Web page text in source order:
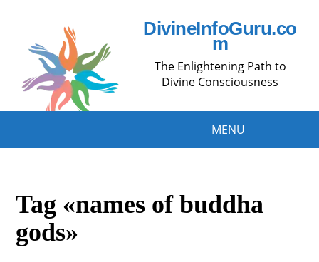
DivineInfoGuru.co
m
The Enlightening Path to
Divine Consciousness
MENU
Tag «names of buddha
gods»